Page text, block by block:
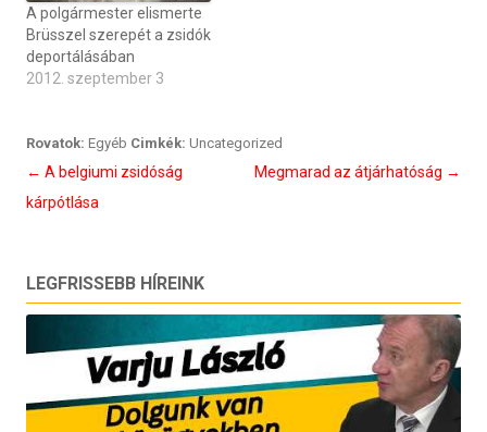
A polgármester elismerte
Brüsszel szerepét a zsidók
deportálásában
2012. szeptember 3
Rovatok: Egyéb Cimkék: Uncategorized
Bejegyzés
navigáció
← A belgiumi zsidóság
kárpótlása
Megmarad az átjárhatóság →
LEGFRISSEBB HÍREINK